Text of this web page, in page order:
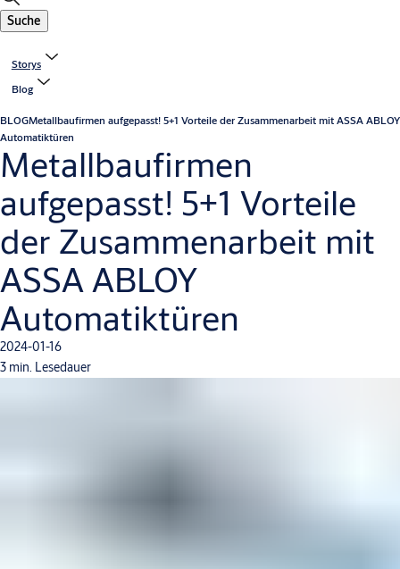
Suche
Storys
Blog
BLOGMetallbaufirmen aufgepasst! 5+1 Vorteile der Zusammenarbeit mit ASSA ABLOY
Automatiktüren
Metallbaufirmen
aufgepasst! 5+1 Vorteile
der Zusammenarbeit mit
ASSA ABLOY
Automatiktüren
2024-01-16
3 min. Lesedauer